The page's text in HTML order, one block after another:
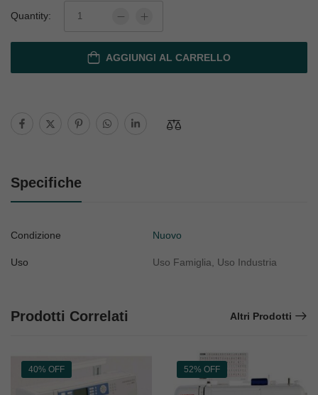
Quantity:
AGGIUNGI AL CARRELLO
Specifiche
Condizione Nuovo
Uso Uso Famiglia, Uso Industria
Prodotti Correlati Altri Prodotti
40% OFF 52% OFF